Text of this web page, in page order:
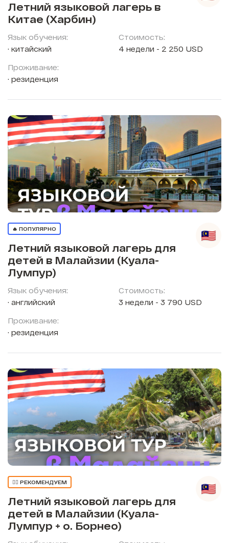
Летний языковой лагерь в
Китае (Харбин)
Язык обучения:
китайский
Проживание:
резиденция
Стоимость:
4 недели - 2 250 USD
🔥 ПОПУЛЯРНО
Летний языковой лагерь для
детей в Малайзии (Куала-
Лумпур)
Язык обучения:
английский
Проживание:
резиденция
Стоимость:
3 недели - 3 790 USD
👍🏼 РЕКОМЕНДУЕМ
Летний языковой лагерь для
детей в Малайзии (Куала-
Лумпур + о. Борнео)